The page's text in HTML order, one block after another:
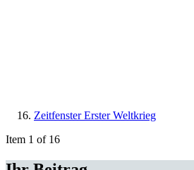
Zeitfenster Erster Weltkrieg
Item 1 of 16